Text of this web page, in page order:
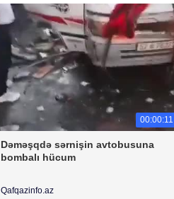
00:00:11
Dəməşqdə sərnişin avtobusuna
bombalı hücum
Qafqazinfo.az